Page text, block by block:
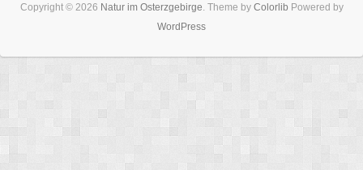
Copyright © 2026 Natur im Osterzgebirge. Theme by Colorlib Powered by
WordPress